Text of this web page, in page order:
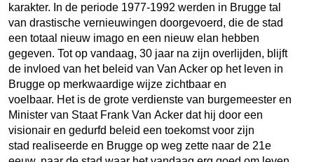
karakter. In de periode 1977-1992 werden in Brugge tal
van drastische vernieuwingen doorgevoerd, die de stad
een totaal nieuw imago en een nieuw elan hebben
gegeven. Tot op vandaag, 30 jaar na zijn overlijden, blijft
de invloed van het beleid van Van Acker op het leven in
Brugge op merkwaardige wijze zichtbaar en
voelbaar. Het is de grote verdienste van burgemeester en
Minister van Staat Frank Van Acker dat hij door een
visionair en gedurfd beleid een toekomst voor zijn
stad realiseerde en Brugge op weg zette naar de 21e